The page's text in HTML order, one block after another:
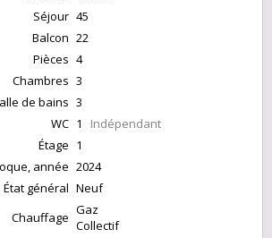
Séjour 45
Balcon 22
Pièces 4
Chambres 3
de bains 3
WC 1 Indépendant
Étage 1
année 2024
État général Neuf
Chauffage Gaz
Collectif